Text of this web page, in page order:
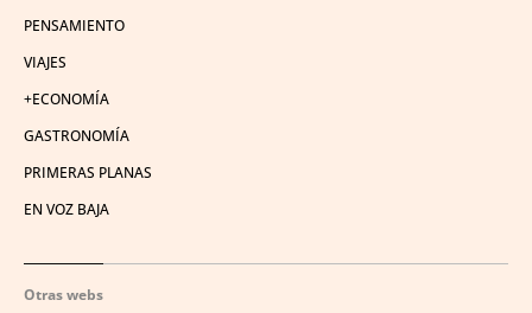
PENSAMIENTO
VIAJES
+ECONOMÍA
GASTRONOMÍA
PRIMERAS PLANAS
EN VOZ BAJA
Otras webs